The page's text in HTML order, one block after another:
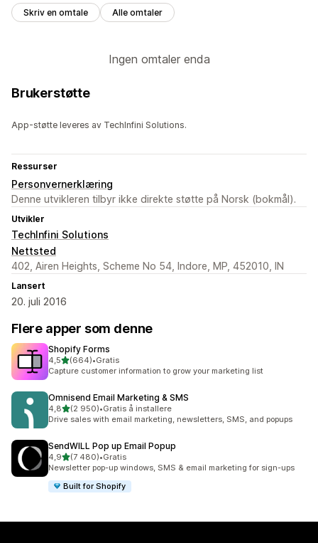
Skriv en omtale Alle omtaler
Ingen omtaler enda
Brukerstøtte
App-støtte leveres av TechInfini Solutions.
Ressurser
Personvernerklæring
Denne utvikleren tilbyr ikke direkte støtte på Norsk (bokmål).
Utvikler
TechInfini Solutions
Nettsted
402, Airen Heights, Scheme No 54, Indore, MP, 452010, IN
Lansert
20. juli 2016
Flere apper som denne
Shopify Forms
4,5av 5 stjerner
(664)
Totalt 664 omtaler
•Gratis
Capture customer information to grow your marketing list
Omnisend Email Marketing & SMS
4,8av 5 stjerner
(2 950)
Totalt 2950 omtaler
•Gratis å installere
Drive sales with email marketing, newsletters, SMS, and popups
SendWILL Pop up Email Popup
4,9av 5 stjerner
(7 480)
Totalt 7480 omtaler
•Gratis
Newsletter pop-up windows, SMS & email marketing for sign-ups
Built for Shopify